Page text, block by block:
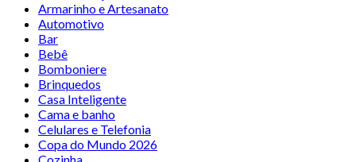
Armarinho e Artesanato
Automotivo
Bar
Bebê
Bomboniere
Brinquedos
Casa Inteligente
Cama e banho
Celulares e Telefonia
Copa do Mundo 2026